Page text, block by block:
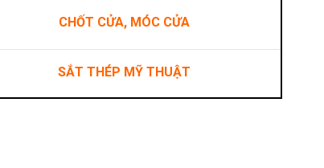
CHỐT CỬA, MÓC CỬA
SẮT THÉP MỸ THUẬT